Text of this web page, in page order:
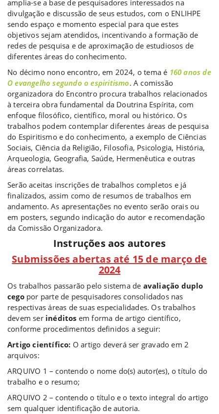
amplia-se a base de pesquisadores interessados na
divulgação e discussão de seus estudos, com o ENLIHPE
sendo espaço e momento especial para que estes
objetivos sejam atendidos, incentivando a formação de
redes de pesquisa e de aproximação de estudiosos de
diferentes áreas do conhecimento.
No décimo nono encontro, em 2024, o tema é 160 anos de
O evangelho segundo o espiritismo. A comissão
organizadora do Encontro procura trabalhos relacionados
à terceira obra fundamental da Doutrina Espírita, com
enfoque filosófico, científico, moral ou histórico. Os
trabalhos podem contemplar diferentes áreas de pesquisa
do Espiritismo e do conhecimento, a exemplo de Ciências
Sociais, Ciência da Religião, Filosofia, Psicologia, História,
Arqueologia, Geografia, Saúde, Hermenêutica e outras
áreas correlatas.
Serão aceitas inscrições de trabalhos completos e já
finalizados, assim como de resumos de trabalhos em
andamento. As apresentações no evento serão orais ou
em posters, segundo indicação do autor e recomendação
da Comissão Organizadora.
Instruções aos autores
Submissões abertas até 15 de março de
2024
Os trabalhos passarão pelo sistema de avaliação duplo
cegopor parte de pesquisadores consolidados nas
respectivas áreas de suas especialidades. Os trabalhos
devem ser inéditos em forma de artigo científico,
conforme procedimentos definidos a seguir:
Artigo científico: O artigo deverá ser gravado em 2
arquivos:
ARQUIVO 1 – contendo o nome do(s) autor(es), o título do
trabalho e o resumo;
ARQUIVO 2 – contendo o título e o texto integral do artigo
sem qualquer identificação de autoria.